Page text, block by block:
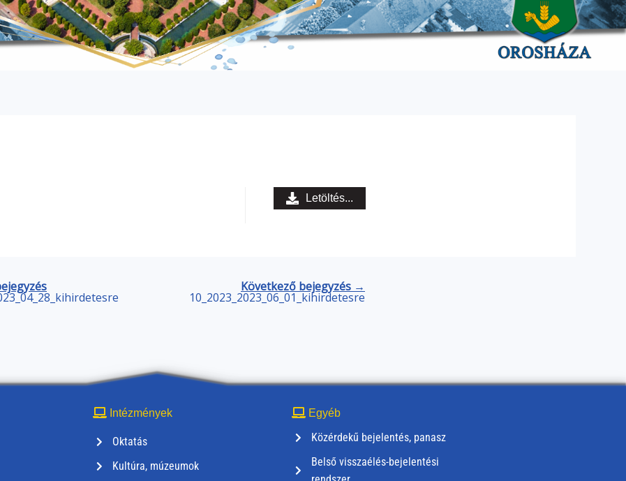
Letöltés...
Következő bejegyzés →
10_2023_2023_06_01_kihirdetesre
Intézmények
Oktatás
Kultúra, múzeumok
Egyéb
Közérdekű bejelentés, panasz
Belső visszaélés-bejelentési